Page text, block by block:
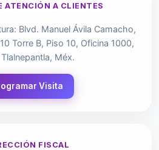
ATENCIÓN A CLIENTES
Blvd. Manuel Ávila Camacho,
Torre B, Piso 10, Oficina 1000,
Méx.
Visita
FISCAL